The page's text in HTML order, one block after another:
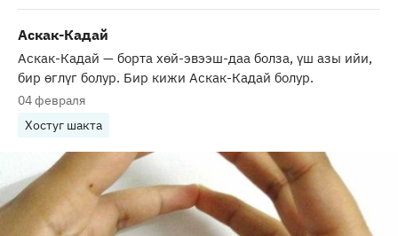
Аскак-Кадай
Аскак-Кадай — борта хөй-эвээш-даа болза, үш азы ийи,
бир өглүг болур. Бир кижи Аскак-Кадай болур.
04 февраля
Хостуг шакта